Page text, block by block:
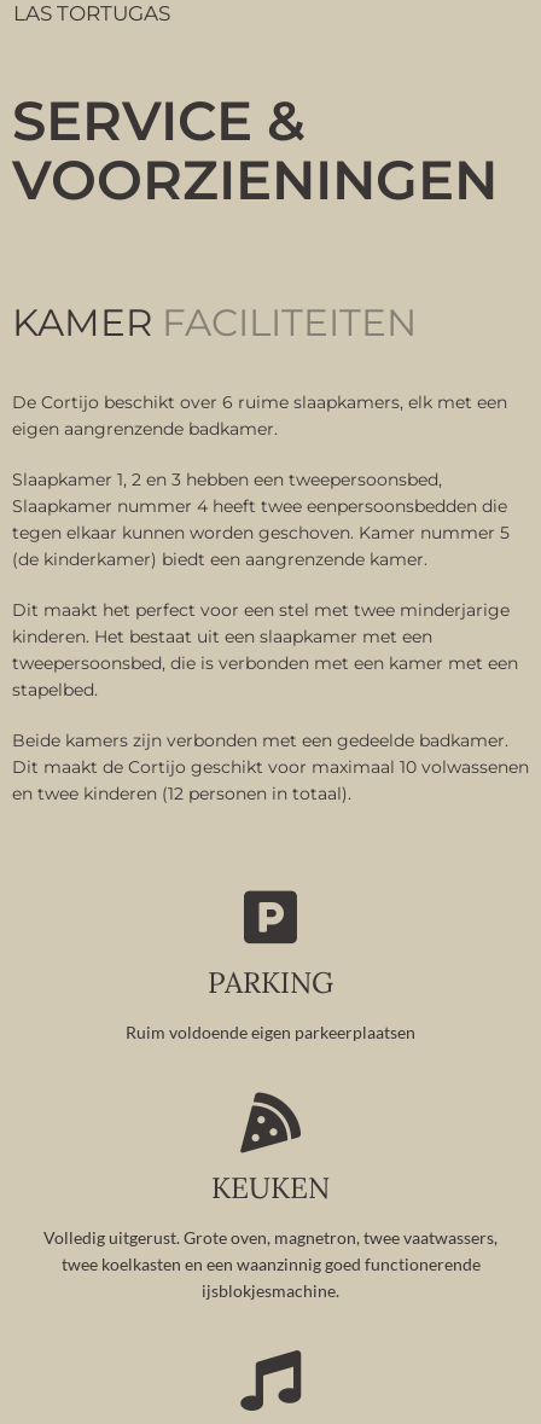
LAS TORTUGAS
SERVICE &
VOORZIENINGEN
KAMER FACILITEITEN
De Cortijo beschikt over 6 ruime slaapkamers, elk met een
eigen aangrenzende badkamer.
Slaapkamer 1, 2 en 3 hebben een tweepersoonsbed,
Slaapkamer nummer 4 heeft twee eenpersoonsbedden die
tegen elkaar kunnen worden geschoven. Kamer nummer 5
(de kinderkamer) biedt een aangrenzende kamer.
Dit maakt het perfect voor een stel met twee minderjarige
kinderen. Het bestaat uit een slaapkamer met een
tweepersoonsbed, die is verbonden met een kamer met een
stapelbed.
Beide kamers zijn verbonden met een gedeelde badkamer.
Dit maakt de Cortijo geschikt voor maximaal 10 volwassenen
en twee kinderen (12 personen in totaal).
PARKING
Ruim voldoende eigen parkeerplaatsen
KEUKEN
Volledig uitgerust. Grote oven, magnetron, twee vaatwassers,
twee koelkasten en een waanzinnig goed functionerende
ijsblokjesmachine.